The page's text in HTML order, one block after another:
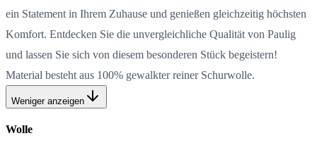
ein Statement in Ihrem Zuhause und genießen gleichzeitig höchsten
Komfort. Entdecken Sie die unvergleichliche Qualität von Paulig
und lassen Sie sich von diesem besonderen Stück begeistern!
Material besteht aus 100% gewalkter reiner Schurwolle.
Weniger anzeigen
Wolle